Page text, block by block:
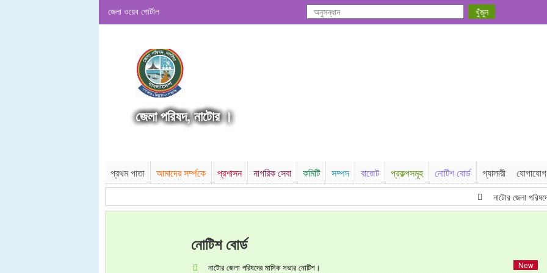
জেলা ওয়েব পোর্টাল
জেলা পরিষদ, নাটোর ।
প্রথম পাতা আমাদের সর্ম্পকে প্রশাসন নাগরিক সেবা কমিটি সম্পদ বাজেট প্রকল্পসমূহ নোটিশ বোর্ড গ্যালারী যোগাযোগ
নাটোর জেলা পরিষদের
নোটিশ বোর্ড
নাটোর জেলা পরিষদের মাসিক সভার নোটিশ।